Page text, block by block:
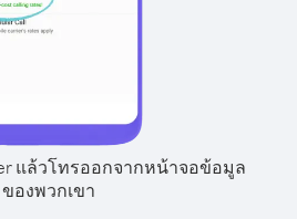
แล้วโทรออกจากหน้าจอข้อมูล
ของพวกเขา